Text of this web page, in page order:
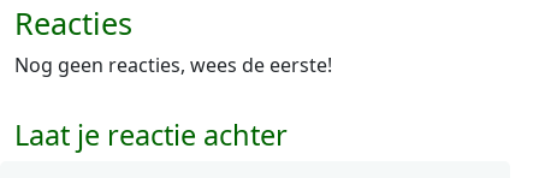
Reacties
Nog geen reacties, wees de eerste!
Laat je reactie achter